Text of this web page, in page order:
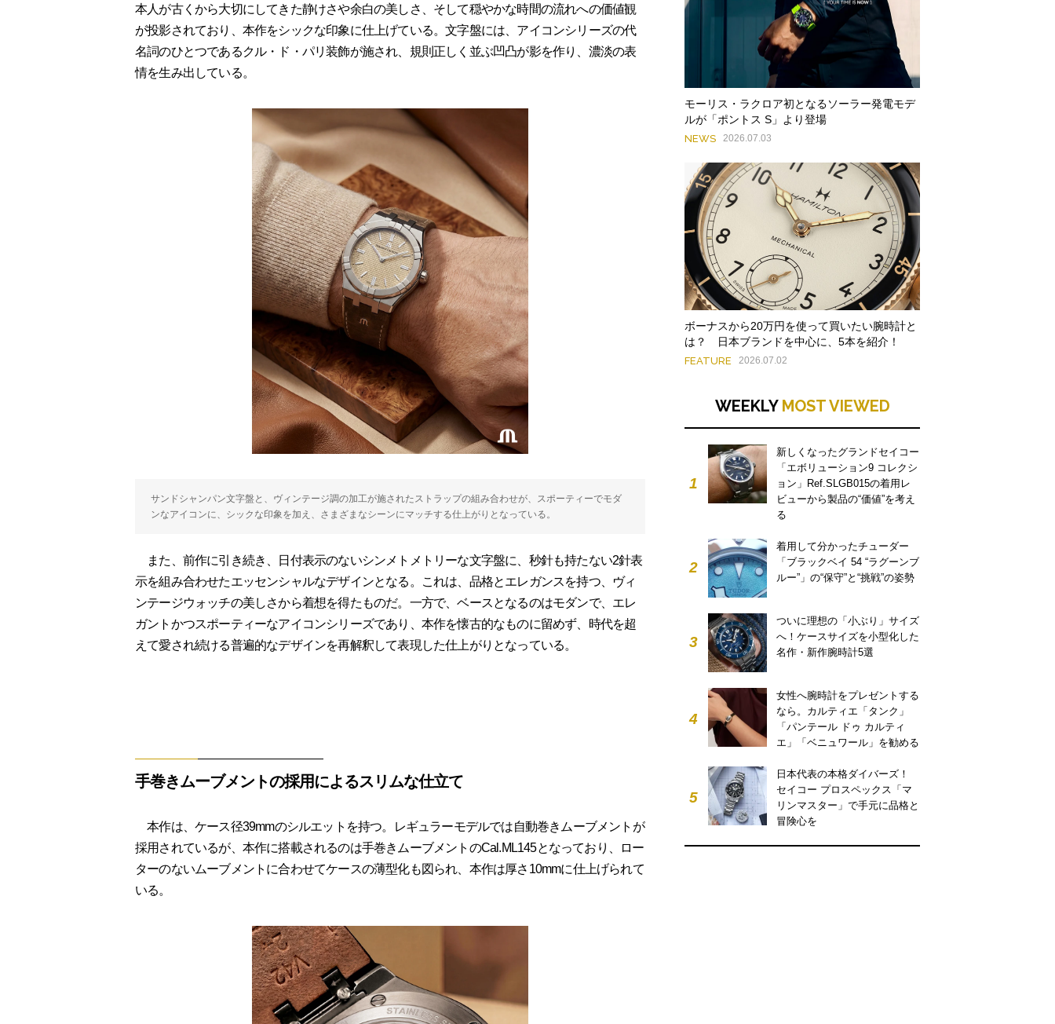
本人が古くから大切にしてきた静けさや余白の美しさ、そして穏やかな時間の流れへの価値観
が投影されており、本作をシックな印象に仕上げている。文字盤には、アイコンシリーズの代
名詞のひとつであるクル・ド・パリ装飾が施され、規則正しく並ぶ凹凸が影を作り、濃淡の表
情を生み出している。
サンドシャンパン文字盤と、ヴィンテージ調の加工が施されたストラップの組み合わせが、スポーティーでモダ
ンなアイコンに、シックな印象を加え、さまざまなシーンにマッチする仕上がりとなっている。
また、前作に引き続き、日付表示のないシンメトメトリーな文字盤に、秒針も持たない2針表
示を組み合わせたエッセンシャルなデザインとなる。これは、品格とエレガンスを持つ、ヴィ
ンテージウォッチの美しさから着想を得たものだ。一方で、ベースとなるのはモダンで、エレ
ガントかつスポーティーなアイコンシリーズであり、本作を懐古的なものに留めず、時代を超
えて愛され続ける普遍的なデザインを再解釈して表現した仕上がりとなっている。
手巻きムーブメントの採用によるスリムな仕立て
本作は、ケース径39mmのシルエットを持つ。レギュラーモデルでは自動巻きムーブメントが
採用されているが、本作に搭載されるのは手巻きムーブメントのCal.ML145となっており、ロー
ターのないムーブメントに合わせてケースの薄型化も図られ、本作は厚さ10mmに仕上げられて
いる。
モーリス・ラクロア初となるソーラー発電モデ
ルが「ポントス S」より登場
NEWS 2026.07.03
ボーナスから20万円を使って買いたい腕時計と
は？ 日本ブランドを中心に、5本を紹介！
FEATURE 2026.07.02
WEEKLY MOST VIEWED
1
新しくなったグランドセイコー
「エボリューション9 コレクシ
ョン」Ref.SLGB015の着用レ
ビューから製品の“価値”を考え
る
2
着用して分かったチューダー
「ブラックベイ 54 “ラグーンブ
ルー”」の“保守”と“挑戦”の姿勢
3
ついに理想の「小ぶり」サイズ
へ！ケースサイズを小型化した
名作・新作腕時計5選
4
女性へ腕時計をプレゼントする
なら。カルティエ「タンク」
「パンテール ドゥ カルティ
エ」「ベニュワール」を勧める
5
日本代表の本格ダイバーズ！
セイコー プロスペックス「マ
リンマスター」で手元に品格と
冒険心を